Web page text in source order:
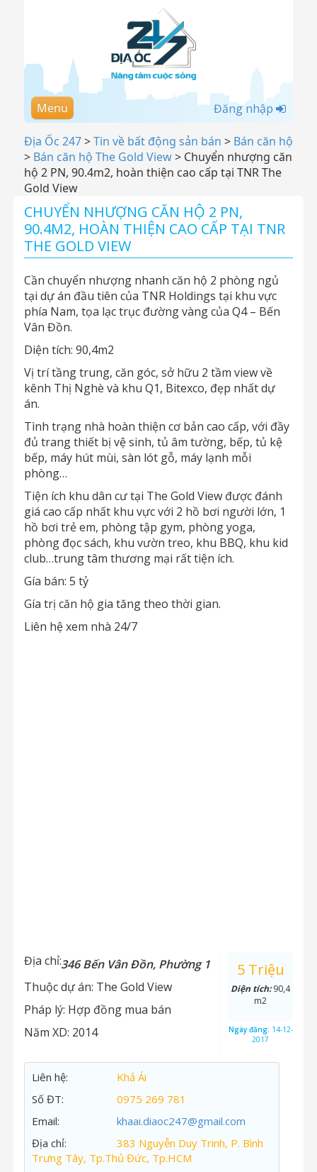
Menu Đăng nhập
Địa Ốc 247>Tin về bất động sản bán > Bán căn hộ
> Bán căn hộ The Gold View> Chuyển nhượng căn
hộ 2 PN, 90.4m2, hoàn thiện cao cấp tại TNR The
Gold View
CHUYỂN NHƯỢNG CĂN HỘ 2 PN,
90.4M2, HOÀN THIỆN CAO CẤP TẠI TNR
THE GOLD VIEW
Cần chuyển nhượng nhanh căn hộ 2 phòng ngủ
tại dự án đầu tiên của TNR Holdings tại khu vực
phía Nam, tọa lạc trục đường vàng của Q4 – Bến
Vân Đồn.
Diện tích: 90,4m2
Vị trí tầng trung, căn góc, sở hữu 2 tầm view về
kênh Thị Nghè và khu Q1, Bitexco, đẹp nhất dự
án.
Tình trạng nhà hoàn thiện cơ bản cao cấp, với đầy
đủ trang thiết bị vệ sinh, tủ âm tường, bếp, tủ kệ
bếp, máy hút mùi, sàn lót gỗ, máy lạnh mỗi
phòng…
Tiện ích khu dân cư tại The Gold View được đánh
giá cao cấp nhất khu vực với 2 hồ bơi người lớn, 1
hồ bơi trẻ em, phòng tập gym, phòng yoga,
phòng đọc sách, khu vườn treo, khu BBQ, khu kid
club…trung tâm thương mại rất tiện ích.
Gía bán: 5 tỷ
Gía trị căn hộ gia tăng theo thời gian.
Liên hệ xem nhà 24/7
Địa chỉ:346 Bến Vân Đồn, Phường 1
Thuộc dự án: The Gold View
Pháp lý: Hợp đồng mua bán
Năm XD: 2014
5 Triệu
Diện tích:90,4
m2
Ngày đăng: 14-12-
2017
Liên hệ:
Khả Ái
Số ĐT:
0975 269 781
Email:
khaai.diaoc247@gmail.com
Địa chỉ:
383 Nguyễn Duy Trinh, P. Bình
Trưng Tây, Tp.Thủ Đức, Tp.HCM